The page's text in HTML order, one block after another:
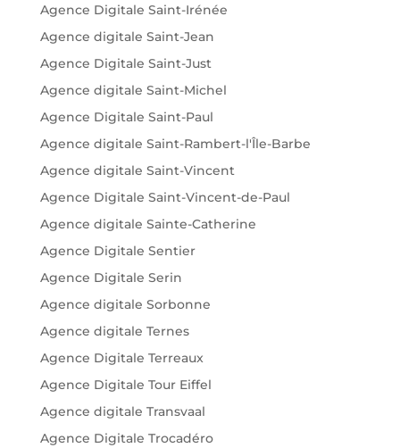
Agence Digitale Saint-Irénée
Agence digitale Saint-Jean
Agence Digitale Saint-Just
Agence digitale Saint-Michel
Agence Digitale Saint-Paul
Agence digitale Saint-Rambert-l'Île-Barbe
Agence digitale Saint-Vincent
Agence Digitale Saint-Vincent-de-Paul
Agence digitale Sainte-Catherine
Agence Digitale Sentier
Agence Digitale Serin
Agence digitale Sorbonne
Agence digitale Ternes
Agence Digitale Terreaux
Agence Digitale Tour Eiffel
Agence digitale Transvaal
Agence Digitale Trocadéro